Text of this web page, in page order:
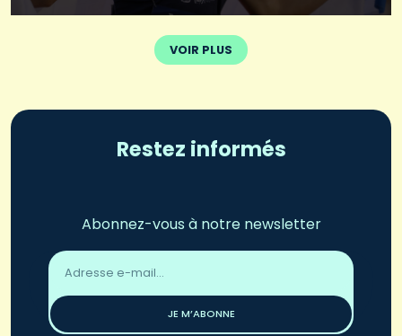
VOIR PLUS
Restez informés
Abonnez-vous à notre newsletter
Adresse
email
JE M’ABONNE